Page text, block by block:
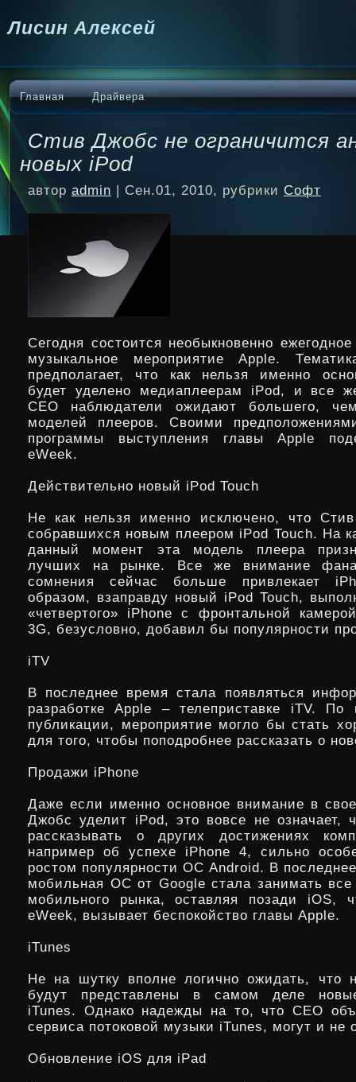
Лисин Алексей
Главная Драйвера
Стив Джобс не ограничится
новых iPod
автор admin | Сен.01, 2010, рубрики Софт
Сегодня состоится необыкновенно
музыкальное мероприятие Apple.
предполагает, что как нельзя именно
будет уделено медиаплеерам iPod, и все
CEO наблюдатели ожидают большего,
моделей плееров. Своими
программы выступления главы Apple
eWeek.
Действительно новый iPod Touch
Не как нельзя именно исключено, что
собравшихся новым плеером iPod Touch. На
данный момент эта модель плеера
лучших на рынке. Все же внимание
сомнения сейчас больше привлекает
образом, взаправду новый iPod Touch,
«четвертого» iPhone с фронтальной
3G, безусловно, добавил бы популярности
iTV
В последнее время стала появляться
разработке Apple – телеприставке iTV. По
публикации, мероприятие могло бы стать
для того, чтобы поподробнее рассказать о
Продажи iPhone
Даже если именно основное внимание в
Джобс уделит iPod, это вовсе не означает,
рассказывать о других достижениях
например об успехе iPhone 4, сильно
ростом популярности ОС Android. В
мобильная ОС от Google стала занимать
мобильного рынка, оставляя позади iOS,
eWeek, вызывает беспокойство главы Apple.
iTunes
Не на шутку вполне логично ожидать, что
будут представлены в самом деле
iTunes. Однако надежды на то, что CEO
сервиса потоковой музыки iTunes, могут и не
Обновление iOS для iPad